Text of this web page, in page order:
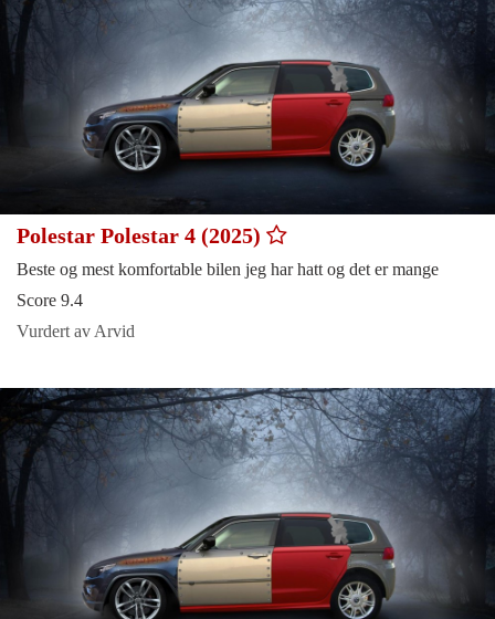
Polestar Polestar 4 (2025)
Beste og mest komfortable bilen jeg har hatt og det er mange
Score 9.4
Vurdert av Arvid